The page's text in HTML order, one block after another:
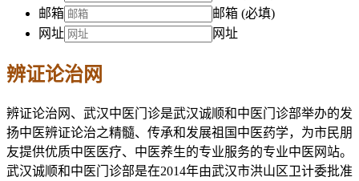
邮箱
邮箱 (必填)
网址
网址
辨证论治网
辨证论治网、武汉中医门诊是武汉诚顺和中医门诊部举办的发
扬中医辨证论治之精髓、传承和发展祖国中医药学，为市民朋
友提供优质中医医疗、中医养生的专业服务的专业中医网站。
武汉诚顺和中医门诊部是在2014年由武汉市洪山区卫计委批准